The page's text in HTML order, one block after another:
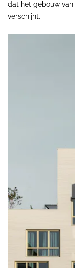
dat het gebouw
verschijnt.